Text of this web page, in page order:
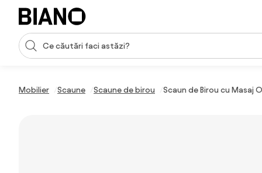
Sari peste navigare, accesează conținutul
Introducerea căutării
Mobilier Scaune Scaune de birou Scaun de Birou cu Masaj